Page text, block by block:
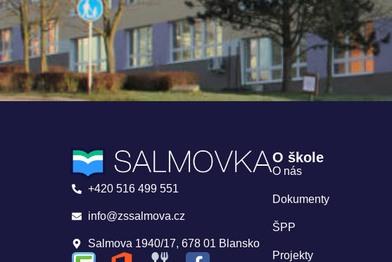
+420 516 499 551
info@zssalmova.cz
Salmova 1940/17, 678 01 Blansko
O škole
O nás
Dokumenty
ŠPP
Projekty